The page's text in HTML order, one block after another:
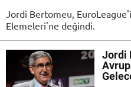
Jordi Bertomeu,
Elemeleri'ne değindi.
Jordi